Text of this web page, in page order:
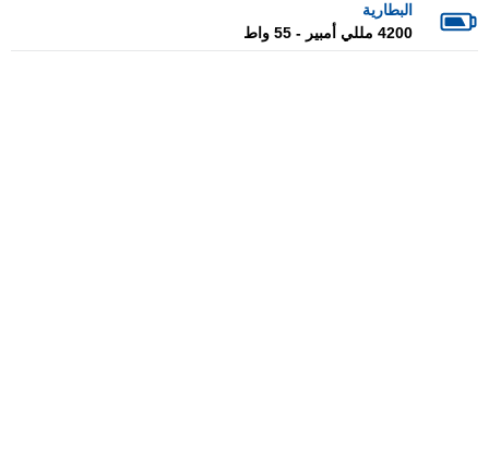
البطارية
4200 مللي أمبير - 55 واط